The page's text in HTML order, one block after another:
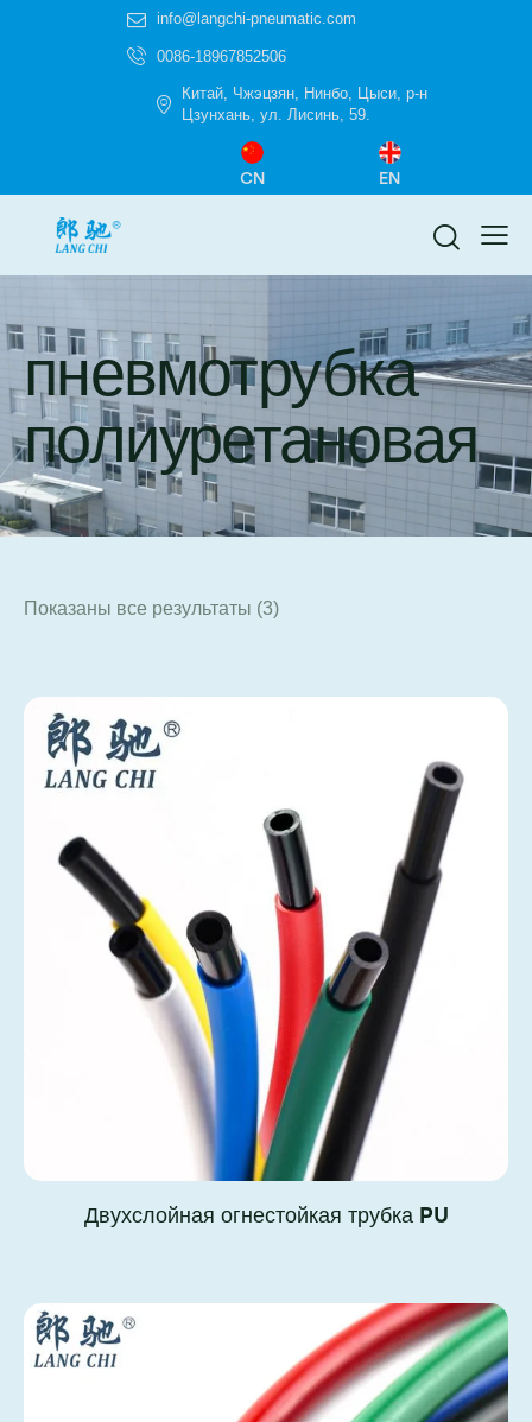
info@langchi-pneumatic.com
0086-18967852506
Китай, Чжэцзян, Нинбо, Цыси, р-н
Цзунхань, ул. Лисинь, 59.
CN EN
пневмотрубка
полиуретановая
Показаны все результаты (3)
Двухслойная огнестойкая трубка PU